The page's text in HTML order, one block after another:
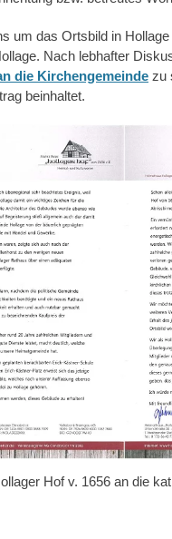
um das Ortsbild in
Nach lebhafter
die Kirchengemeinde zu
beinhaltet.
Hof v. 1656 an die